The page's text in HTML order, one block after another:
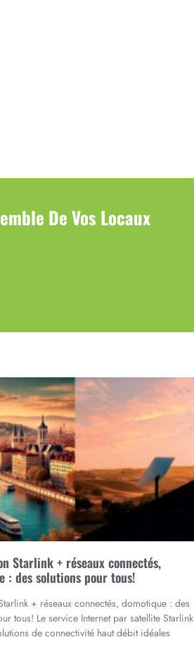
De Vos Locaux
Starlink + réseaux connectés,
: des solutions pour tous!
+ réseaux connectés, domotique : des
tous! Le service Internet par satellite Starlink
de connectivité haut débit idéales